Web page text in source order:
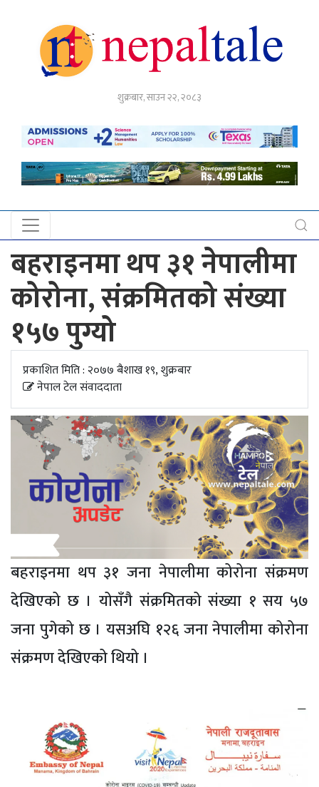
शुक्रबार, साउन २२, २०८३
अर्थ
नेपाल
प्रदेश
खबर
अन्तर्राष्ट्रिय
युके
अपडेट
खेलकुद
स्वास्थ्य/
जिबनशैली
बहराइनमा थप ३१ नेपालीमा
कोरोना, संक्रमितको संख्या
१५७ पुग्यो
प्रकाशित मिति : २०७७ बैशाख १९, शुक्रबार
नेपाल टेल संवाददाता
बहराइनमा थप ३१ जना नेपालीमा कोरोना संक्रमण
देखिएको छ । योसँगै संक्रमितको संख्या १ सय ५७
जना पुगेको छ । यसअघि १२६ जना नेपालीमा कोरोना
संक्रमण देखिएको थियो ।